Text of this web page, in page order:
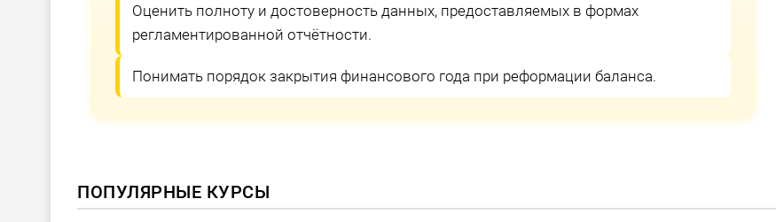
Оценить полноту и достоверность данных, предоставляемых в формах
регламентированной отчётности.
Понимать порядок закрытия финансового года при реформации баланса.
ПОПУЛЯРНЫЕ КУРСЫ